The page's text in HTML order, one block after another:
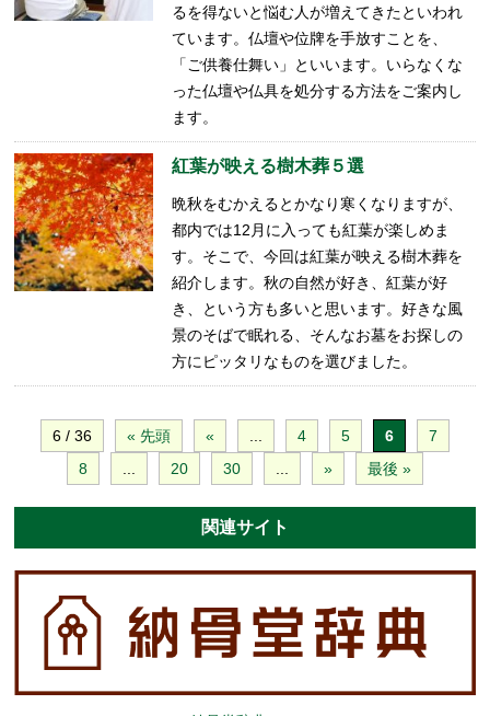
るを得ないと悩む人が増えてきたといわれ
ています。仏壇や位牌を手放すことを、
「ご供養仕舞い」といいます。いらなくな
った仏壇や仏具を処分する方法をご案内し
ます。
紅葉が映える樹木葬５選
晩秋をむかえるとかなり寒くなりますが、
都内では12月に入っても紅葉が楽しめま
す。そこで、今回は紅葉が映える樹木葬を
紹介します。秋の自然が好き、紅葉が好
き、という方も多いと思います。好きな風
景のそばで眠れる、そんなお墓をお探しの
方にピッタリなものを選びました。
6 / 36 « 先頭 « 4 5 6
7
8
20 30 » 最後 »
関連サイト